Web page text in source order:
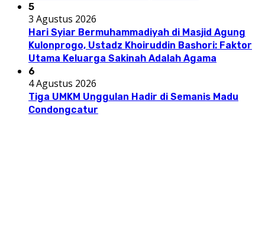
5
3 Agustus 2026
Hari Syiar Bermuhammadiyah di Masjid Agung
Kulonprogo, Ustadz Khoiruddin Bashori: Faktor
Utama Keluarga Sakinah Adalah Agama
6
4 Agustus 2026
Tiga UMKM Unggulan Hadir di Semanis Madu
Condongcatur